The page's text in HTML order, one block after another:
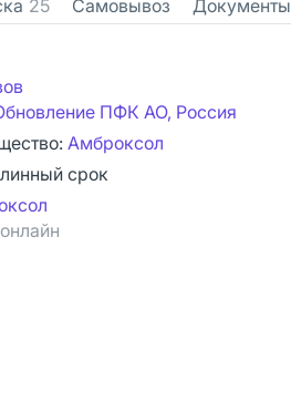
25 Самовывоз Документы
ПФК АО, Россия
Амброксол
срок